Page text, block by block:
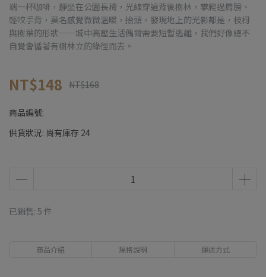
端一杯咖啡，靜坐在公園長椅，光線穿過背後樹林，攀爬過肩膀、
輕咬手背，莫名感覺微微溫暖，抬頭，發現地上的光影都是，枝枒
與樹葉的形狀──城中高壓生活偶爾需要短暫逃離，我們好像總不
自覺會循著有樹林立的綠徑而去。
NT$148 NT$168
商品編號:
供貨狀況: 尚有庫存 24
已銷售: 5 件
商品介紹 規格說明 運送方式